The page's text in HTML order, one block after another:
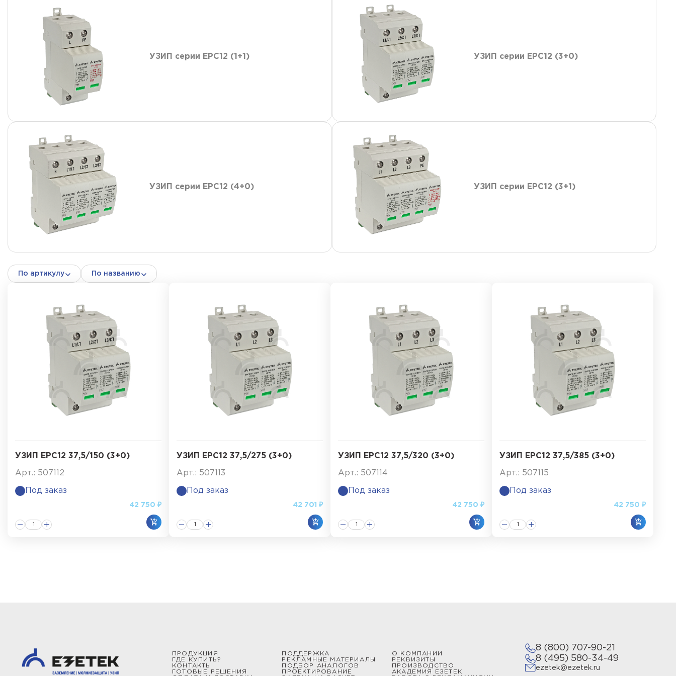
УЗИП серии ЕРС12 (1+1) УЗИП серии ЕРС12 (3+0)
УЗИП серии ЕРС12 (4+0) УЗИП серии ЕРС12 (3+1)
По артикулу По названию
УЗИП ЕРС12 37,5/150 (3+0)
Арт.: 507112
Под заказ
42 750 ₽
УЗИП ЕРС12 37,5/275 (3+0)
Арт.: 507113
Под заказ
42 701 ₽
УЗИП ЕРС12 37,5/320 (3+0)
Арт.: 507114
Под заказ
42 750 ₽
УЗИП ЕРС12 37,5/385 (3+0)
Арт.: 507115
Под заказ
42 750 ₽
ПРОДУКЦИЯ
ГДЕ КУПИТЬ?
КОНТАКТЫ
ГОТОВЫЕ РЕШЕНИЯ
ПОДДЕРЖКА
РЕКЛАМНЫЕ МАТЕРИАЛЫ
ПОДБОР АНАЛОГОВ
ПРОЕКТИРОВАНИЕ
О КОМПАНИИ
РЕКВИЗИТЫ
ПРОИЗВОДСТВО
АКАДЕМИЯ ЕЗЕТЕК
8 (800) 707-90-21
8 (495) 580-34-49
ezetek@ezetek.ru